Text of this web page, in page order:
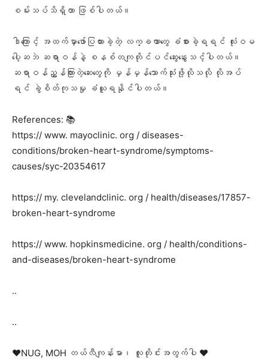
စမ်းသပ်သိရှိတာ ဖြစ်ပါတယ်။
ဒါကြောင့် အထက်မှာဖော်ပြထားခဲ့တဲ့ လက္ခဏာတွေ ခံစားခဲ့ရရင် လုံးဝမ
ပေါ့ဆဘဲ ဆရာဝန်နဲ့ စနစ်တကျတိုင်ပင်ဆွေးနွေးသင့်ပါတယ်။
ဆရာဝန်ညွှန်ကြားတဲ့ဆေးတွေကို မှန်မှန်သောက်သုံးဖို့လိုသလို လိုအပ်
ရင် ခွဲစိတ်ကုသမှု ခံယူရနိုင်ပါတယ်။
References: 📚
https:// www. mayoclinic. org / diseases-
conditions/broken-heart-syndrome/symptoms-
causes/syc-20354617
https:// my. clevelandclinic. org / health/diseases/17857-
broken-heart-syndrome
https:// www. hopkinsmedicine. org / health/conditions-
and-diseases/broken-heart-syndrome
..
..
❤️NUG, MOH တယ်လီကျန်းမာ၊ လူတိုင်းအတွက်ပါ ❤️